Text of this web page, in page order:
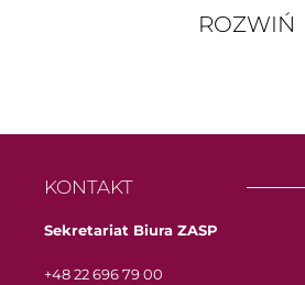
ROZWIŃ
KONTAKT
Sekretariat Biura ZASP
+48 22 696 79 00